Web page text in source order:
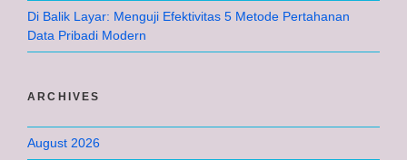
Di Balik Layar: Menguji Efektivitas 5 Metode Pertahanan
Data Pribadi Modern
ARCHIVES
August 2026